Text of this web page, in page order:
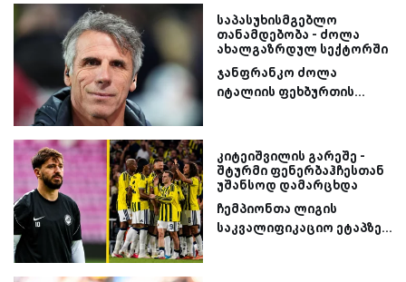
საპასუხისმგებლო
თანამდებობა - ძოლა
ახალგაზრდულ სექტორში
ჯანფრანკო ძოლა
იტალიის ფეხბურთის...
კიტეიშვილის გარეშე -
შტურმი ფენერბაჰჩესთან
უშანსოდ დამარცხდა
ჩემპიონთა ლიგის
საკვალიფიკაციო ეტაპზე...